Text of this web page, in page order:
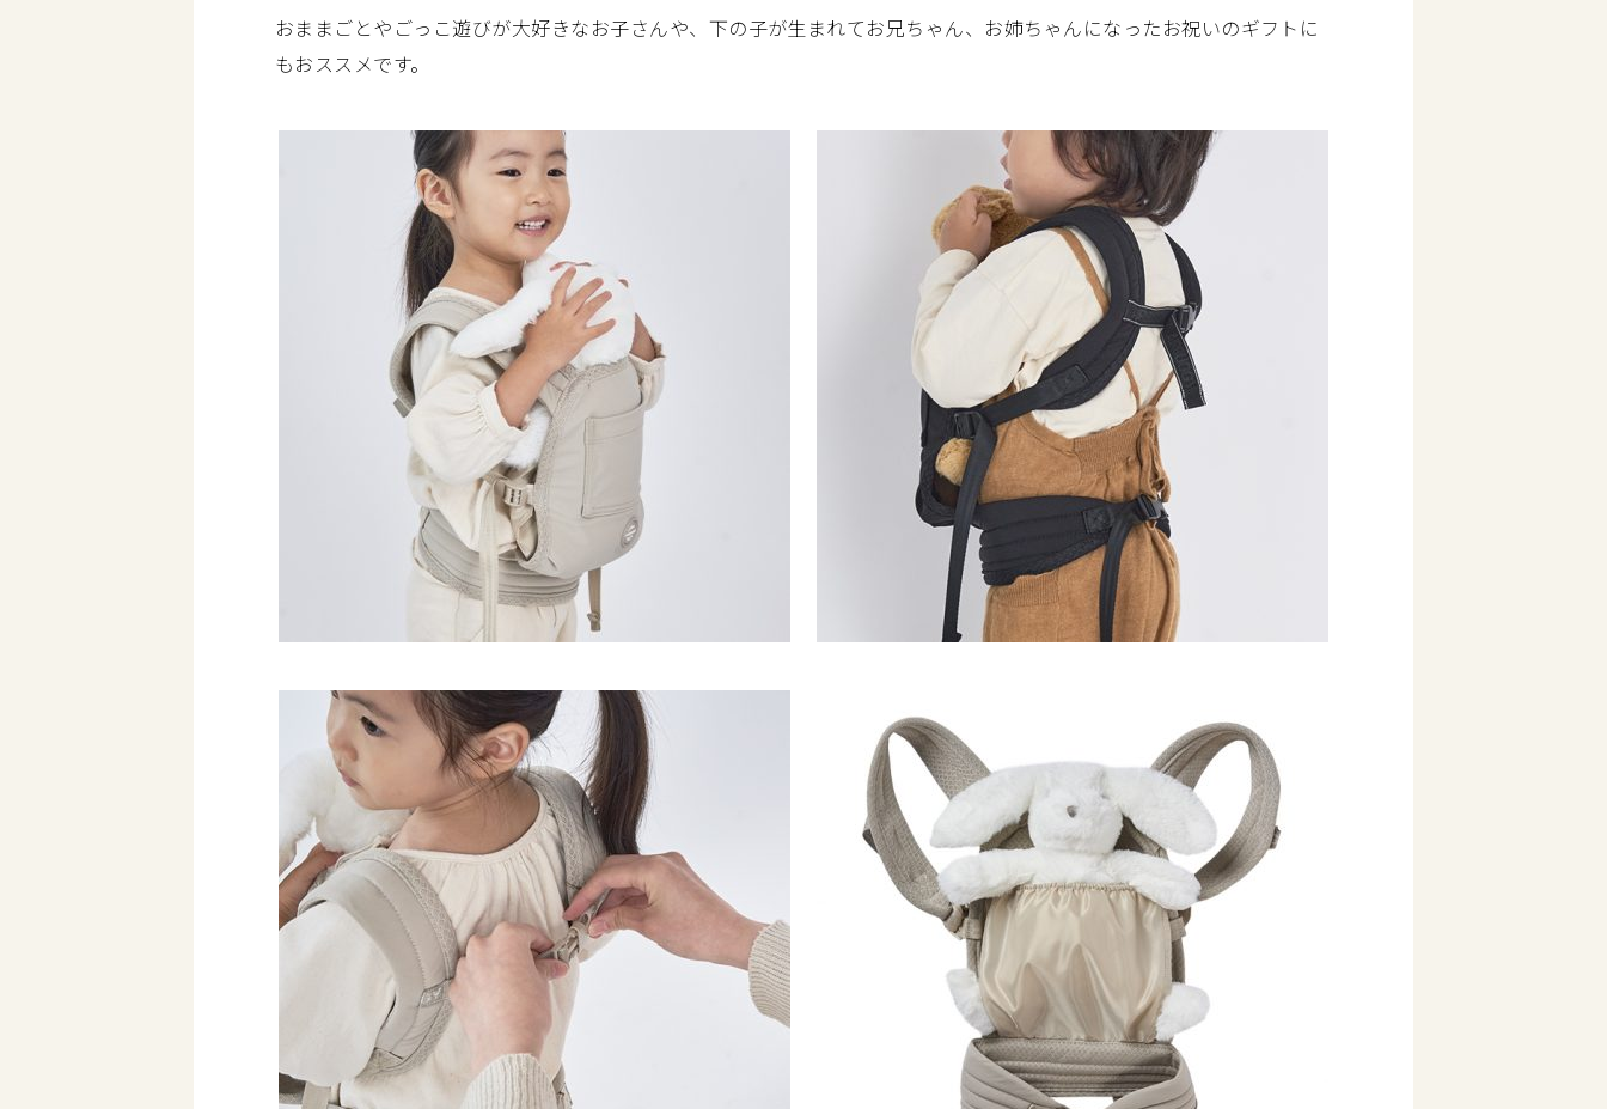
おままごとやごっこ遊びが大好きなお子さんや、下の子が生まれてお兄ちゃん、お姉ちゃんになったお祝いのギフトに
もおススメです。